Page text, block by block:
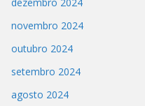
novembro 2024
outubro 2024
setembro 2024
agosto 2024